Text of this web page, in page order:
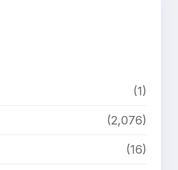
(1)
(2,076)
(16)